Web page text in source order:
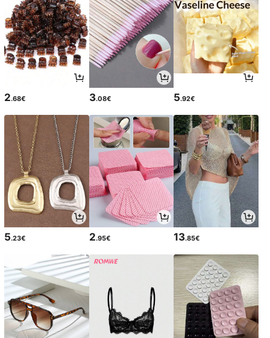
2.68€ 3.08€ 5.92€
5.23€ 2.95€ 13.85€